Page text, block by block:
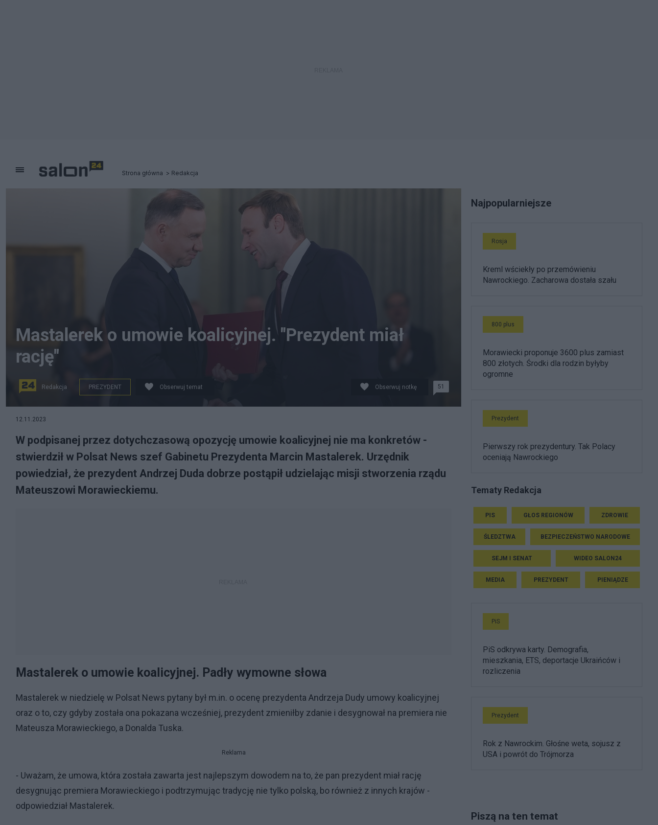
Strona główna Redakcja
Mastalerek o umowie koalicyjnej. "Prezydent miał
rację"
Redakcja PREZYDENT Obserwuj temat Obserwuj notkę 51
12.11.2023
W podpisanej przez dotychczasową opozycję umowie koalicyjnej nie ma konkretów -
stwierdził w Polsat News szef Gabinetu Prezydenta Marcin Mastalerek. Urzędnik
powiedział, że prezydent Andrzej Duda dobrze postąpił udzielając misji stworzenia rządu
Mateuszowi Morawieckiemu.
Mastalerek o umowie koalicyjnej. Padły wymowne słowa
Mastalerek w niedzielę w Polsat News pytany był m.in. o ocenę prezydenta Andrzeja Dudy umowy koalicyjnej
oraz o to, czy gdyby została ona pokazana wcześniej, prezydent zmieniłby zdanie i desygnował na premiera nie
Mateusza Morawieckiego, a Donalda Tuska.
Reklama
- Uważam, że umowa, która została zawarta jest najlepszym dowodem na to, że pan prezydent miał rację
desygnując premiera Morawieckiego i podtrzymując tradycję nie tylko polską, bo również z innych krajów -
odpowiedział Mastalerek.
Najpopularniejsze
Rosja
Kreml wściekły po przemówieniu
Nawrockiego. Zacharowa dostała szału
800 plus
Morawiecki proponuje 3600 plus zamiast
800 złotych. Środki dla rodzin byłyby
ogromne
Prezydent
Pierwszy rok prezydentury. Tak Polacy
oceniają Nawrockiego
Tematy Redakcja
PIS GŁOS REGIONÓW ZDROWIE
ŚLEDZTWA BEZPIECZEŃSTWO NARODOWE
SEJM I SENAT WIDEO SALON24
MEDIA PREZYDENT PIENIĄDZE
PiS
PiS odkrywa karty. Demografia,
mieszkania, ETS, deportacje Ukraińców i
rozliczenia
Prezydent
Rok z Nawrockim. Głośne weta, sojusz z
USA i powrót do Trójmorza
Piszą na ten temat